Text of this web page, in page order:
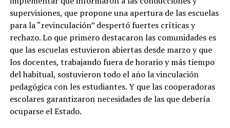
supervisiones, que propone una apertura de las escuelas
para la “revinculación” despertó fuertes críticas y
rechazo. Lo que primero destacaron las comunidades es
que las escuelas estuvieron abiertas desde marzo y que
los docentes, trabajando fuera de horario y más tiempo
del habitual, sostuvieron todo el año la vinculación
pedagógica con les estudiantes. Y que las cooperadoras
escolares garantizaron necesidades de las que debería
ocuparse el Estado.